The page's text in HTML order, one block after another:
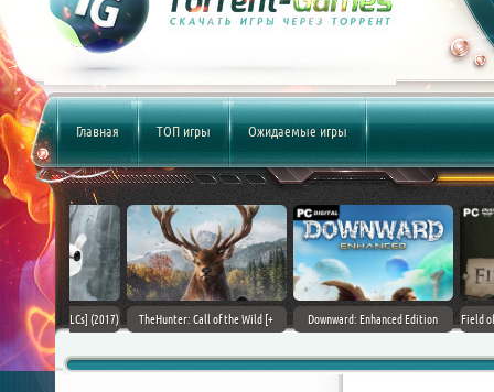
Главная ТОП игры Ожидаемые игры
(2017)
TheHunter: Call of the Wild [+
Downward: Enhanced Edition
Field of Glory II [+